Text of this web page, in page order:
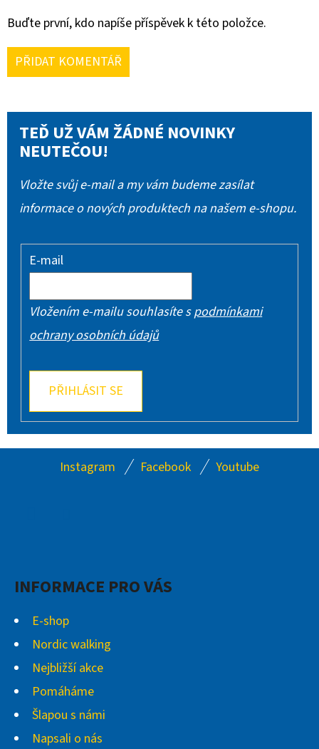
Buďte první, kdo napíše příspěvek k této položce.
PŘIDAT KOMENTÁŘ
TEĎ UŽ VÁM ŽÁDNÉ NOVINKY
NEUTEČOU!
Vložte svůj e-mail a my vám budeme zasílat
informace o nových produktech na našem e-shopu.
E-mail
Vložením e-mailu souhlasíte spodmínkami
ochrany osobních údajů
PŘIHLÁSIT SE
Instagram Facebook Youtube
INFORMACE PRO VÁS
E-shop
Nordic walking
Nejbližší akce
Pomáháme
Šlapou s námi
Napsali o nás